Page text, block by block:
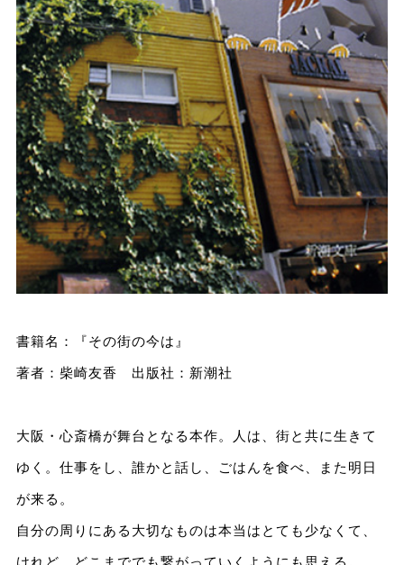
書籍名：『その街の今は』
著者：柴崎友香 出版社：新潮社
大阪・心斎橋が舞台となる本作。人は、街と共に生きて
ゆく。仕事をし、誰かと話し、ごはんを食べ、また明日
が来る。
自分の周りにある大切なものは本当はとても少なくて、
けれど、どこまででも繋がっていくようにも思える。